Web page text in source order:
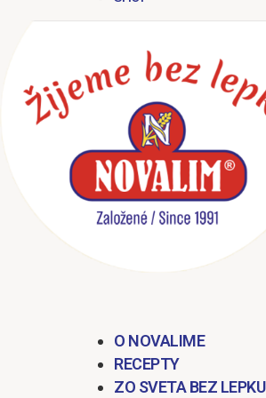
O NOVALIME
RECEPTY
ZO SVETA BEZ LEPKU